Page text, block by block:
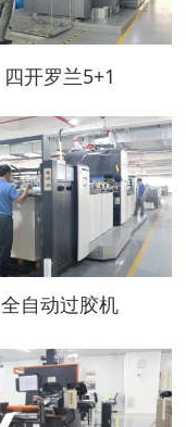
四开罗兰5+1
全自动过胶机